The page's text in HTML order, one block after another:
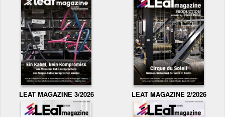
LEAT MAGAZINE 3/2026 LEAT MAGAZINE 2/2026